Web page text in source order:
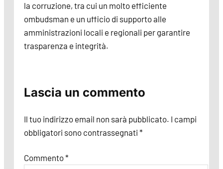
la corruzione, tra cui un molto efficiente
ombudsman e un ufficio di supporto alle
amministrazioni locali e regionali per garantire
trasparenza e integrità.
Lascia un commento
Il tuo indirizzo email non sarà pubblicato. I campi
obbligatori sono contrassegnati *
Commento*